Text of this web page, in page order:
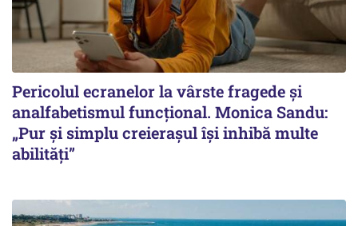
Pericolul ecranelor la vârste fragede și
analfabetismul funcțional. Monica Sandu:
„Pur și simplu creierașul își inhibă multe
abilități”